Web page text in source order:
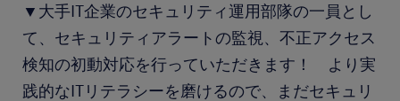
▼大手IT企業のセキュリティ運用部隊の一員とし
て、セキュリティアラートの監視、不正アクセス
検知の初動対応を行っていただきます！ より実
践的なITリテラシーを磨けるので、まだセキュリ